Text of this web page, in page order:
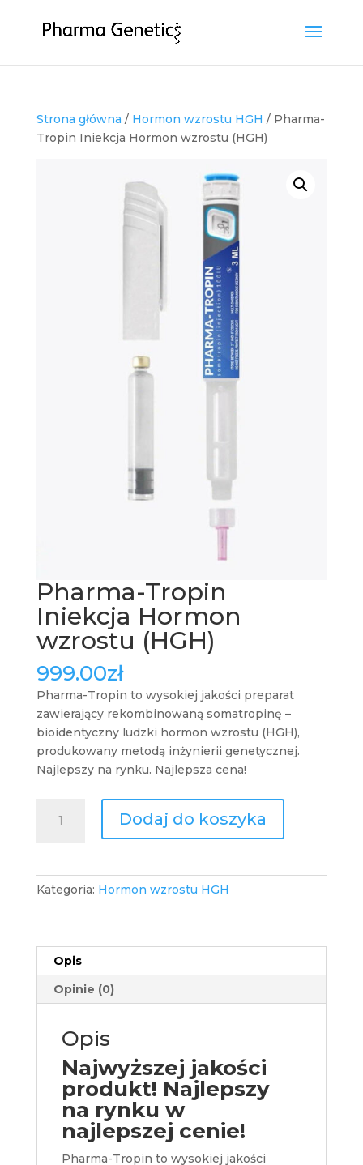
Strona główna / Hormon wzrostu HGH / Pharma-
Tropin Iniekcja Hormon wzrostu (HGH)
Pharma-Tropin
Iniekcja Hormon
wzrostu (HGH)
999.00zł
Pharma-Tropin to wysokiej jakości preparat
zawierający rekombinowaną somatropinę –
bioidentyczny ludzki hormon wzrostu (HGH),
produkowany metodą inżynierii genetycznej.
Najlepszy na rynku. Najlepsza cena!
Pharma-
wzrostu
Dodaj do koszyka
Kategoria: Hormon wzrostu HGH
Opis
Opinie (0)
Opis
Najwyższej jakości
produkt! Najlepszy
na rynku w
najlepszej cenie!
Pharma-Tropin to wysokiej jakości